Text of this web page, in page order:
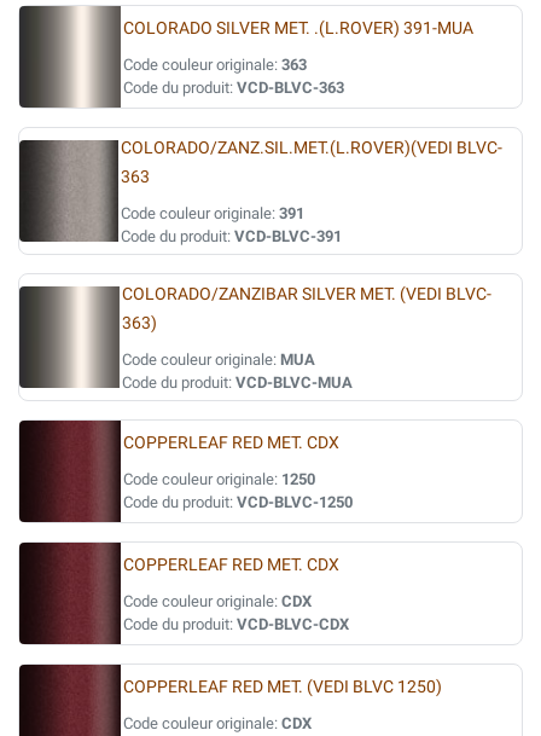
COLORADO SILVER MET. .(L.ROVER) 391-MUA
Code couleur originale: 363
Code du produit: VCD-BLVC-363
COLORADO/ZANZ.SIL.MET.(L.ROVER)(VEDI BLVC-
363
Code couleur originale: 391
Code du produit: VCD-BLVC-391
COLORADO/ZANZIBAR SILVER MET. (VEDI BLVC-
363)
Code couleur originale: MUA
Code du produit: VCD-BLVC-MUA
COPPERLEAF RED MET. CDX
Code couleur originale: 1250
Code du produit: VCD-BLVC-1250
COPPERLEAF RED MET. CDX
Code couleur originale: CDX
Code du produit: VCD-BLVC-CDX
COPPERLEAF RED MET. (VEDI BLVC 1250)
Code couleur originale: CDX